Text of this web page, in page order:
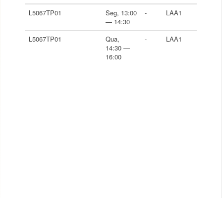
L5067TP01
Seg, 13:00
— 14:30
- LAA1
L5067TP01
Qua,
14:30 —
16:00
- LAA1